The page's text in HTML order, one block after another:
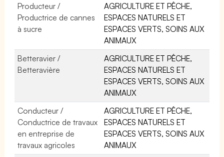
Producteur /
Productrice de cannes
à sucre
AGRICULTURE ET PÊCHE,
ESPACES NATURELS ET
ESPACES VERTS, SOINS AUX
ANIMAUX
Betteravier /
Betteravière
AGRICULTURE ET PÊCHE,
ESPACES NATURELS ET
ESPACES VERTS, SOINS AUX
ANIMAUX
Conducteur /
Conductrice de travaux
en entreprise de
travaux agricoles
AGRICULTURE ET PÊCHE,
ESPACES NATURELS ET
ESPACES VERTS, SOINS AUX
ANIMAUX